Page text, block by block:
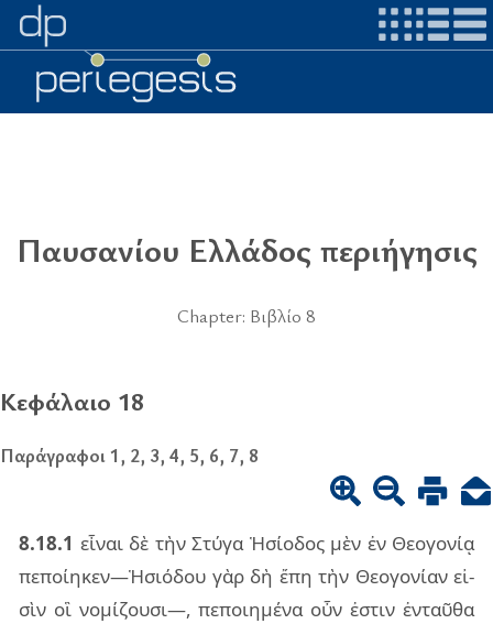
Παυσανίου Ελλάδος περιήγησις
Chapter: Βιβλίο 8
Κεφάλαιο 18
Παράγραφοι 1, 2, 3, 4, 5, 6, 7, 8
8.18.1 εἶ­ναι δὲ τὴν Στύγα Ἡσί­ο­δος μὲν ἐν Θεο­γο­νίᾳ
πε­ποί­η­κεν—Ἡσιό­δου γὰρ δὴ ἔπη τὴν Θεο­γο­νί­αν εἰ­
σὶν οἳ νο­μί­ζου­σι—, πε­ποι­η­μέ­να οὖν ἐστιν ἐν­ταῦ­θα